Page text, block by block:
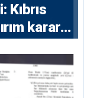
Kıbrıs
kararı